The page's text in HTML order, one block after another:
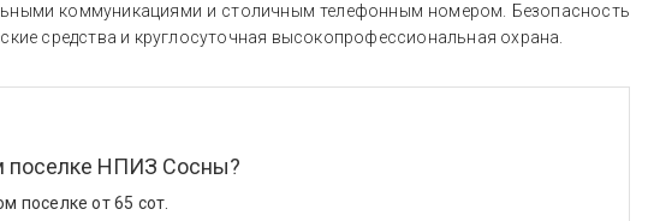
коммуникациями и столичным телефонным номером. Безопасность
средства и круглосуточная высокопрофессиональная охрана.
поселке НПИЗ Сосны?
поселке от 65 сот.